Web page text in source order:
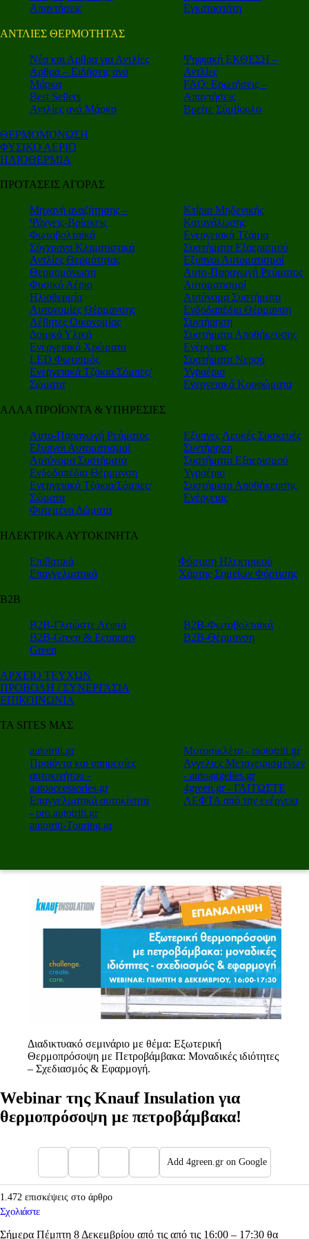
Απαντήσεις
Εγκαταστάτη
ΑΝΤΛΙΕΣ ΘΕΡΜΟΤΗΤΑΣ
Nέα και Αρθρα για Αντλίες
Αρθρα – Ειδήσεις ανά
Μάρκα
Best Sellers
Αντλίες ανά Μάρκα
Ψηφιακή ΕΚΘΕΣΗ –
Αντλίες
FAQ: Ερωτήσεις –
Απαντήσεις
Βρείτε Σύμβουλο
ΘΕΡΜΟΜΟΝΩΣΗ
ΦΥΣΙΚΟ ΑΕΡΙΟ
ΗΛΙΟΘΕΡΜΙΑ
ΠΡΟΤΑΣΕΙΣ ΑΓΟΡΑΣ
Μηχανή αναζήτησης –
Ψάχνεις-Βρίσκεις
Φωτοβολταϊκά
Σύγχρονα Κλιματιστικά
Αντλίες Θερμότητας
Θερμομόνωση
Φυσικό Αέριο
Ηλιοθερμία
Αυτονομίες Θέρμανσης
Λέβητες Οικονομίας
Δομικά Υλικά
Ενεργειακά Χρώματα
LED Φωτισμός
Ενεργειακά Τζάκια/Σόμπες/
Σώματα
Κτίρια Μηδενικής
Κατανάλωσης
Ενεργειακά Τζάμια
Συστήματα Εξαερισμού
Εξυπνοι Αυτοματισμοί
Αυτο-Παραγωγή Ρεύματος
Αυτοματισμοί
Αυτόνομα Συστήματα
Ενδοδαπέδια Θέρμανση
Συντήρηση
Συστήματα Αποθήκευσης
Ενέργειας
Συστήματα Νερού
Υγραέριο
Ενεργειακά Κουφώματα
ΑΛΛΑ ΠΡΟΪΟΝΤΑ & ΥΠΗΡΕΣΙΕΣ
Αυτο-Παραγωγή Ρεύματος
Εξυπνοι Αυτοματισμοί
Αυτόνομα Συστήματα
Ενδοδαπέδια Θέρμανση
Ενεργειακά Τζάκια/Σόμπες/
Σώματα
Φυτεμένα Δώματα
Εξυπνες Λευκές Συσκευές
Συντήρηση
Συστήματα Εξαερισμού
Υγραέριο
Συστήματα Αποθήκευσης
Ενέργειας
ΗΛΕΚΤΡΙΚΑ ΑΥΤΟΚΙΝΗΤΑ
Επιβατικά
Επαγγελματικά
Φόρτιση Ηλεκτρικού
Χάρτης Σημείων Φόρτισης
Β2Β
Β2Β-Γλιτώστε Λεφτά
Β2Β-Green & Economy
Green
Β2Β-Φωτοβολταϊκά
Β2Β-Θέρμανση
ΑΡΧΕΙΟ ΤΕΥΧΩΝ
ΠΡΟΒΟΛΗ / ΣΥΝΕΡΓΑΣΙΑ
ΕΠΙΚΟΙΝΩΝΙΑ
ΤΑ SITES ΜΑΣ
autotriti.gr
Προϊόντα και υπηρεσίες
αυτοκινήτου -
autoaccessories.gr
Επαγγελματικά αυτοκίνητα
- pro.autotriti.gr
autotriti-Touring.gr
Μοτοσικλέτα - mototriti.gr
Αγγελιες Μεταχειρισμένων
- autoaggelies.gr
4green.gr - ΓΛΙΤΩΣΤΕ
ΛΕΦΤΑ από την ενέργεια
Διαδικτυακό σεμινάριο με θέμα: Εξωτερική
Θερμοπρόσοψη με Πετροβάμβακα: Μοναδικές ιδιότητες
– Σχεδιασμός & Εφαρμογή.
Webinar της Knauf Insulation για
θερμοπρόσοψη με πετροβάμβακα!
Add 4green.gr on Google
1.472 επισκέψεις στο άρθρο
Σχολιάστε
Σήμερα Πέμπτη 8 Δεκεμβρίου από τις από τις 16:00 – 17:30 θα